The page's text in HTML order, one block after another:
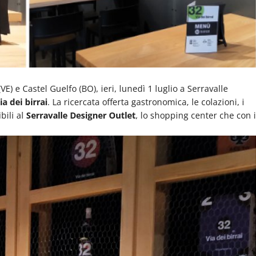
e Castel Guelfo (BO), ieri, lunedì 1 luglio a Serravalle
dei birrai. La ricercata offerta gastronomica, le colazioni, i
al Serravalle Designer Outlet, lo shopping center che con i